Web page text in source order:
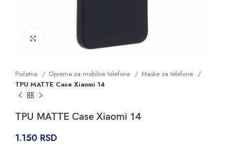
Klik za uvećanje
Početna Oprema za mobilne telefone
Maske za telefone
TPU MATTE Case Xiaomi 14
TPU MATTE Case Xiaomi 14
1.150 RSD